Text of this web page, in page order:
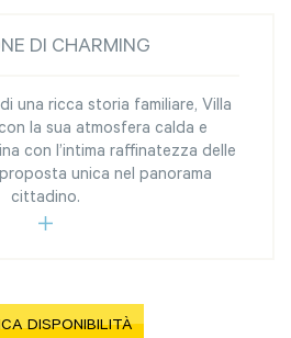
DI CHARMING
una ricca storia familiare, Villa
la sua atmosfera calda e
con l’intima raffinatezza delle
unica nel panorama
cittadino.
DISPONIBILITÀ